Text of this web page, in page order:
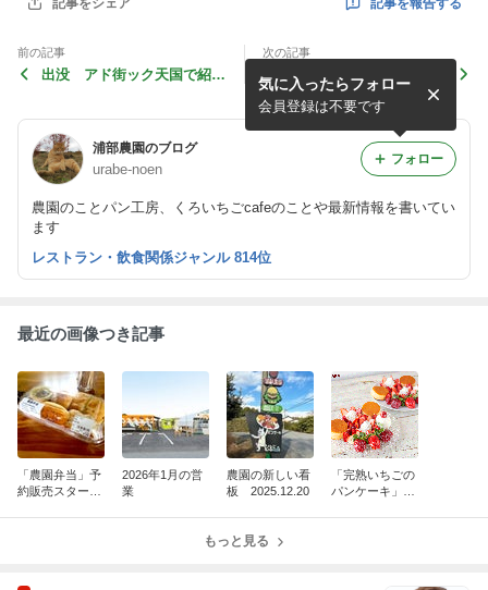
記事をシェア
前の記事
出没 アド街ック天国で紹介
次の記事
バナナの収穫！ 茂原万助バ
ナナ２回目の収穫！！
浦部農園のブログ
urabe-noen
農園のことパン工房、くろいちごcafeのことや最新情報を書いてい
ます
気に入ったらフォロー
会員登録は不要です
フォロー
レストラン・飲食関係ジャンル 814位
最近の画像つき記事
「農園弁当」予
約販売スター
2026年1月の営
業
農園の新しい看
板 2025.12.20
「完熟いちごの
パンケーキ」
もっと見る